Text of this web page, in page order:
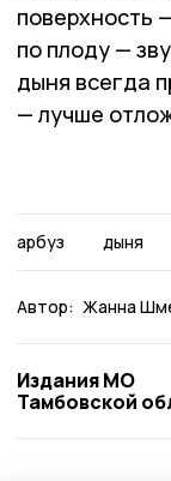
поверхность
по плоду —
дыня всегда
— лучше
арбуз дыня
Автор: Жанна
Издания МО
Тамбовской